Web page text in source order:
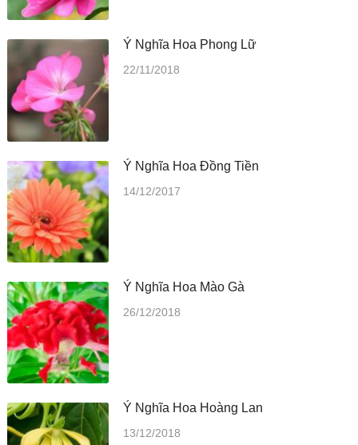
Ý Nghĩa Hoa Phong Lữ
22/11/2018
Ý Nghĩa Hoa Đồng Tiền
14/12/2017
Ý Nghĩa Hoa Mào Gà
26/12/2018
Ý Nghĩa Hoa Hoàng Lan
13/12/2018